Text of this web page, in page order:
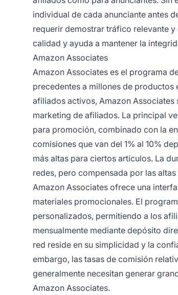
individual de cada anunciante antes
requerir demostrar tráfico relevante
calidad y ayuda a mantener la
Amazon Associates
Amazon Associates es el programa
precedentes a millones de productos
afiliados activos, Amazon Associates
marketing de afiliados. La principal
para promoción, combinado con la
comisiones que van del 1% al 10%
más altas para ciertos artículos. La
redes, pero compensada por las
Amazon Associates ofrece una
materiales promocionales. El
personalizados, permitiendo a los
mensualmente mediante depósito
red reside en su simplicidad y la
embargo, las tasas de comisión
generalmente necesitan generar
Amazon Associates.